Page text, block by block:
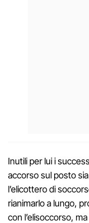
Inutili per lui i
accorso sul posto
l’elicottero di
rianimarlo a lungo,
con l’elisoccorso,